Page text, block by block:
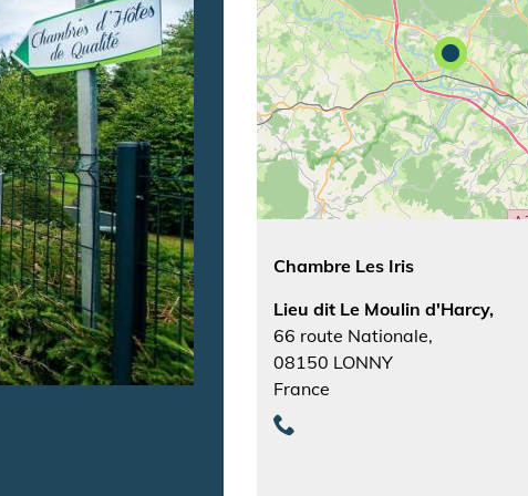
Chambre Les Iris
Lieu dit Le Moulin d'Harcy,
66 route Nationale,
08150 LONNY
France